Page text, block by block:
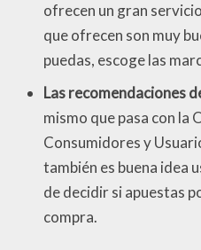
ofrecen un gran
que ofrecen son muy
puedas, escoge las
Las recomendaciones
mismo que pasa con la
Consumidores y
también es buena idea
de decidir si apuestas
compra.